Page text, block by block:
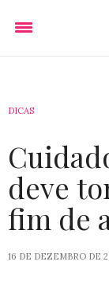
DICAS
deve
fim de
16 DE DEZEMBRO DE